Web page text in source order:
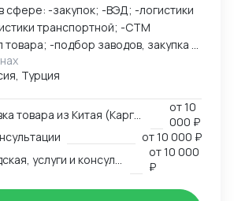
сфере: -закупок; -ВЭД; -логистики
транспортной; -СТМ
товара; -подбор заводов, закупка и
Китая (КАРГО и Белый ввоз)
работаю по сей день: Европа,
Китай, СНГ
Турция
от10
000 ₽
от10 000 ₽
от10 000
₽